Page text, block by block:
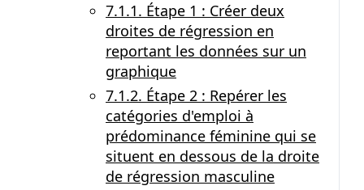
7.1.1. Étape 1 : Créer deux
droites de régression en
reportant les données sur un
graphique
7.1.2. Étape 2 : Repérer les
catégories d'emploi à
prédominance féminine qui se
situent en dessous de la droite
de régression masculine